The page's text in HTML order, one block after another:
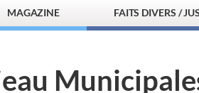
MAGAZINE FAITS DIVERS /